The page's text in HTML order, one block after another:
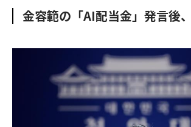
o
t
e
金容範の「AI配当金」発言後